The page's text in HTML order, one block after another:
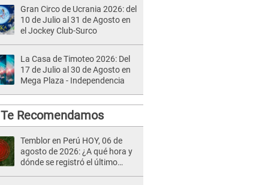
Gran Circo de Ucrania 2026: del
10 de Julio al 31 de Agosto en
el Jockey Club-Surco
La Casa de Timoteo 2026: Del
17 de Julio al 30 de Agosto en
Mega Plaza - Independencia
Te Recomendamos
Temblor en Perú HOY, 06 de
agosto de 2026: ¿A qué hora y
dónde se registró el último